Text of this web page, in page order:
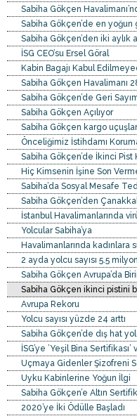
Sabiha Gökçen
Sabiha Gökçen’de en yoğun
Sabiha Gökçen’den iki aylık
İSG CEO’su Ersel Göral
Kabin Bagajı Kabul
Sabiha Gökçen Havalimanı
Sabiha Gökçen’de Geri
Sabiha Gökçen Açılıyor
Sabiha Gökçen kargo
Önceliğimiz İstihdamı
Sabiha Gökçen’de İkinci Pist
Hiç Kimsenin İşine Son
Sabiha’da Sosyal Mesafe
Sabiha Gökçen’den
İstanbul Havalimanlarında
Yolcular Sabiha’ya
Havalimanlarında kadınlara
2 ayda yolcu sayısı 5.5
Sabiha Gökçen Avrupa’da
Sabiha Gökçen ikinci pistini
Avrupa Rekoru
Yolcu sayısı yüzde 24 arttı
Sabiha Gökçen’de dış hat
İSG’ye ’Yeşil Bina Sertifikası’
Uçmaya Gidenler Şizofreni
Uyku Kabinlerine Yoğun İlgi
Sabiha Gökçen’e Altın
2020’ye İki Ödülle Başladı